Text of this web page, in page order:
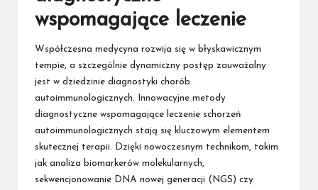
wspomagające leczenie
Współczesna medycyna rozwija się w błyskawicznym
tempie, a szczególnie dynamiczny postęp zauważalny
jest w dziedzinie diagnostyki chorób
autoimmunologicznych. Innowacyjne metody
diagnostyczne wspomagające leczenie schorzeń
autoimmunologicznych stają się kluczowym elementem
skutecznej terapii. Dzięki nowoczesnym technikom, takim
jak analiza biomarkerów molekularnych,
sekwencjonowanie DNA nowej generacji (NGS) czy